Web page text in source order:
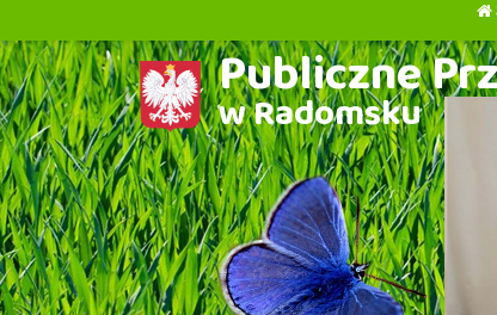
Publiczne
w Radomsku